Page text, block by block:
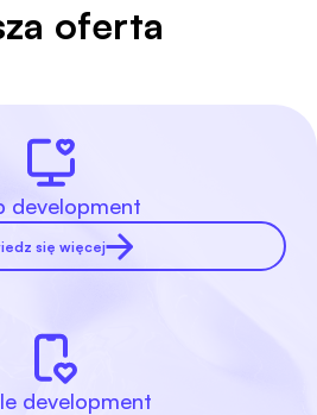
oferta
development
się więcej
development